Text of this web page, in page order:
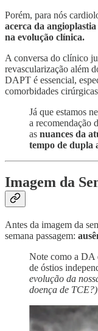
Porém, para nós
acerca da
na evolução clínica.
A conversa do clínico
revascularização além
DAPT é essencial,
comorbidades
Já que estamos
a recomendação
as nuances da
tempo de dupla
Imagem da
Antes da imagem da
semana passagem:
Note como a DA
de óstios
evolução da
doença de TCE?)